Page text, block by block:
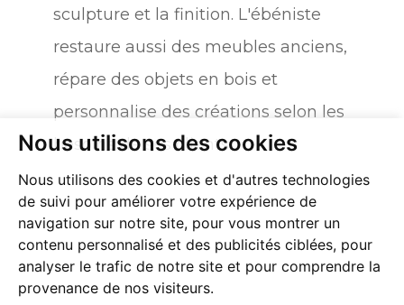
Nous utilisons des cookies
Nous utilisons des cookies et d'autres technologies
de suivi pour améliorer votre expérience de
navigation sur notre site, pour vous montrer un
contenu personnalisé et des publicités ciblées, pour
analyser le trafic de notre site et pour comprendre la
provenance de nos visiteurs.
sculpture et la finition. L'ébéniste
restaure aussi des meubles anciens,
répare des objets en bois et
personnalise des créations selon les
besoins de ses clients.
Sculpture sur bois,
finition de meubles,
restauration de
meubles, industrie des